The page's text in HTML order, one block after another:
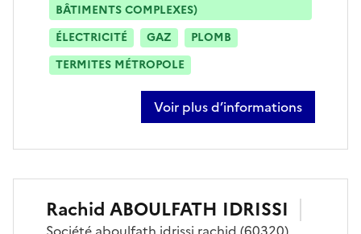
BÂTIMENTS COMPLEXES)
ÉLECTRICITÉ
GAZ
PLOMB
TERMITES MÉTROPOLE
Voir plus d’informations
sur belkheir boujnane
Rachid ABOULFATH IDRISSI